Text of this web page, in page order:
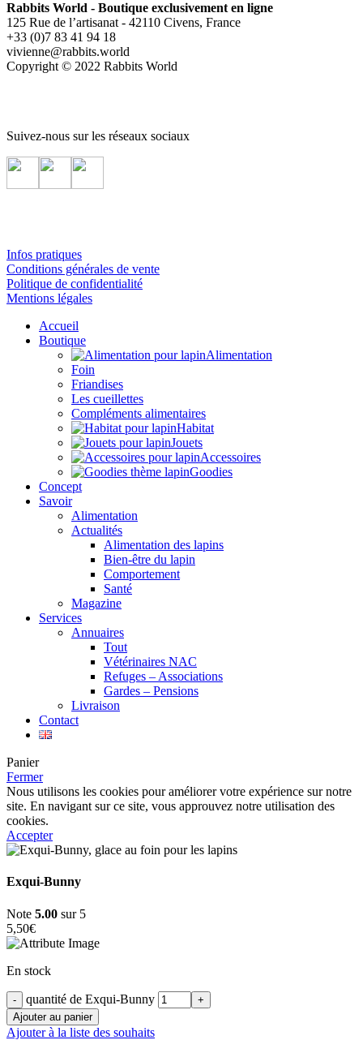
Rabbits World - Boutique exclusivement en ligne
125 Rue de l’artisanat - 42110 Civens, France
+33 (0)7 83 41 94 18
vivienne@rabbits.world
Copyright © 2022 Rabbits World
Suivez-nous sur les réseaux sociaux
Infos pratiques
Conditions générales de vente
Politique de confidentialité
Mentions légales
Accueil
Boutique
Alimentation
Foin
Friandises
Les cueillettes
Compléments alimentaires
Habitat
Jouets
Accessoires
Goodies
Concept
Savoir
Alimentation
Actualités
Alimentation des lapins
Bien-être du lapin
Comportement
Santé
Magazine
Services
Annuaires
Tout
Vétérinaires NAC
Refuges – Associations
Gardes – Pensions
Livraison
Contact
Panier
Fermer
Nous utilisons les cookies pour améliorer votre expérience sur notre
site. En navigant sur ce site, vous approuvez notre utilisation des
cookies.
Accepter
Exqui-Bunny
Note 5.00 sur 5
5,50€
En stock
quantité de Exqui-Bunny
Ajouter au panier
Ajouter à la liste des souhaits